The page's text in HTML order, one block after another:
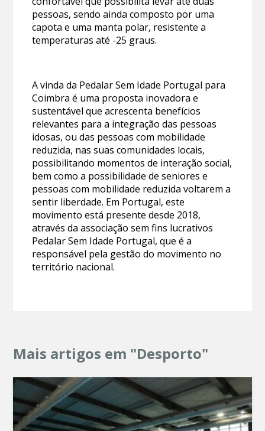
pessoas, sendo ainda composto por uma
capota e uma manta polar, resistente a
temperaturas até -25 graus.
A vinda da Pedalar Sem Idade Portugal para
Coimbra é uma proposta inovadora e
sustentável que acrescenta benefícios
relevantes para a integração das pessoas
idosas, ou das pessoas com mobilidade
reduzida, nas suas comunidades locais,
possibilitando momentos de interação social,
bem como a possibilidade de seniores e
pessoas com mobilidade reduzida voltarem a
sentir liberdade. Em Portugal, este
movimento está presente desde 2018,
através da associação sem fins lucrativos
Pedalar Sem Idade Portugal, que é a
responsável pela gestão do movimento no
território nacional.
Mais artigos em "Desporto"